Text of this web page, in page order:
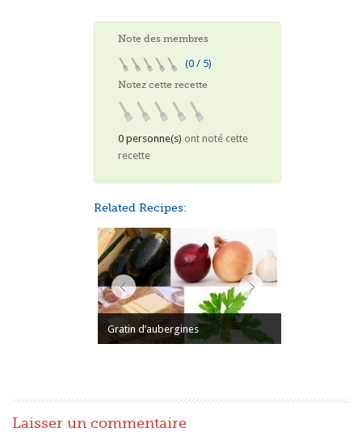
Note des membres
(0 / 5)
Notez cette recette
0 personne(s) ont noté cette
recette
Related Recipes:
Gratin d’aubergines
Laisser un commentaire